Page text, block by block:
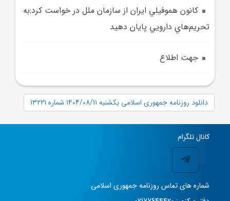
کانون هموفيلي ايران از سازمان ملل در خواست کرد:به
تحريم‌هاي دارويي پايان دهيد
جهت اطلاع
دانلود روزنامه جمهوری اسلامی یکشنبه 1404/08/11 شماره 13221
کانال تلگرام
شماره های تماس روزنامه جمهوری اسلامی